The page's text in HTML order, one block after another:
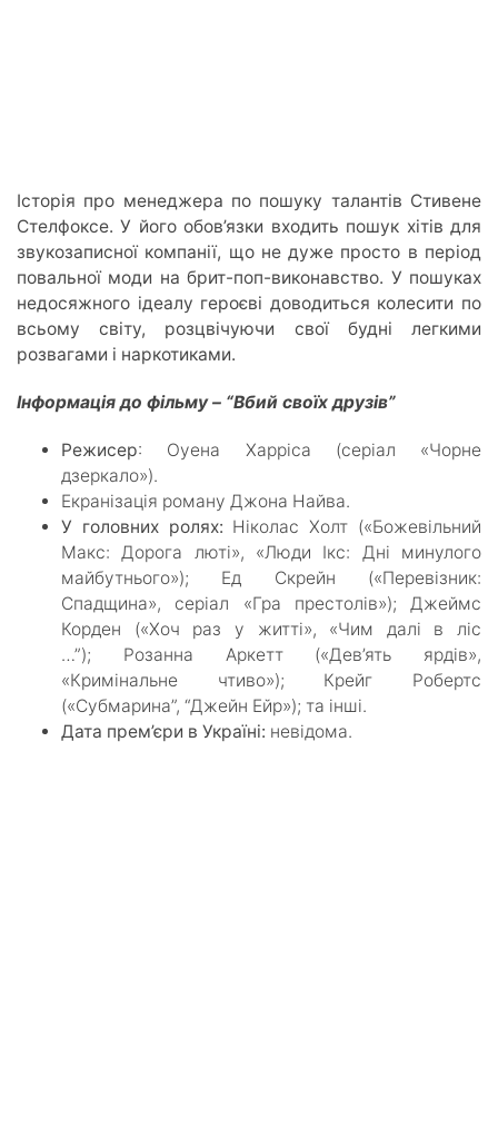
Історія про менеджера по пошуку талантів Стивене
Стелфоксе. У його обов’язки входить пошук хітів для
звукозаписної компанії, що не дуже просто в період
повальної моди на брит-поп-виконавство. У пошуках
недосяжного ідеалу героєві доводиться колесити по
всьому світу, розцвічуючи свої будні легкими
розвагами і наркотиками.
Інформація до фільму – “Вбий своїх друзів”
Режисер: Оуена Харріса (серіал «Чорне
дзеркало»).
Екранізація роману Джона Найва.
У головних ролях: Ніколас Холт («Божевільний
Макс: Дорога люті», «Люди Ікс: Дні минулого
майбутнього»); Ед Скрейн («Перевізник:
Спадщина», серіал «Гра престолів»); Джеймс
Корден («Хоч раз у житті», «Чим далі в ліс
…”); Розанна Аркетт («Дев’ять ярдів»,
«Кримінальне чтиво»); Крейг Робертс
(«Субмарина”, “Джейн Ейр»); та інші.
Дата прем’єри в Україні: невідома.